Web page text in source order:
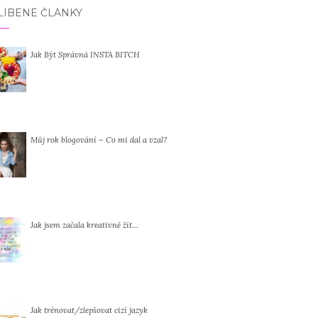
ČLÁNKY
Jak Být Správná INSTA BITCH
Můj rok blogování – Co mi dal a vzal?
Jak jsem začala kreativně žít…
Jak trénovat/zlepšovat cizí jazyk